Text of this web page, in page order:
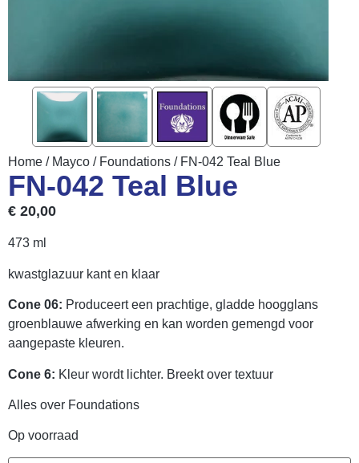
Home / Mayco / Foundations / FN-042 Teal Blue
FN-042 Teal Blue
€ 20,00
473 ml
kwastglazuur kant en klaar
Cone 06: Produceert een prachtige, gladde hoogglans
groenblauwe afwerking en kan worden gemengd voor
aangepaste kleuren.
Cone 6: Kleur wordt lichter. Breekt over textuur
Alles over Foundations
Op voorraad